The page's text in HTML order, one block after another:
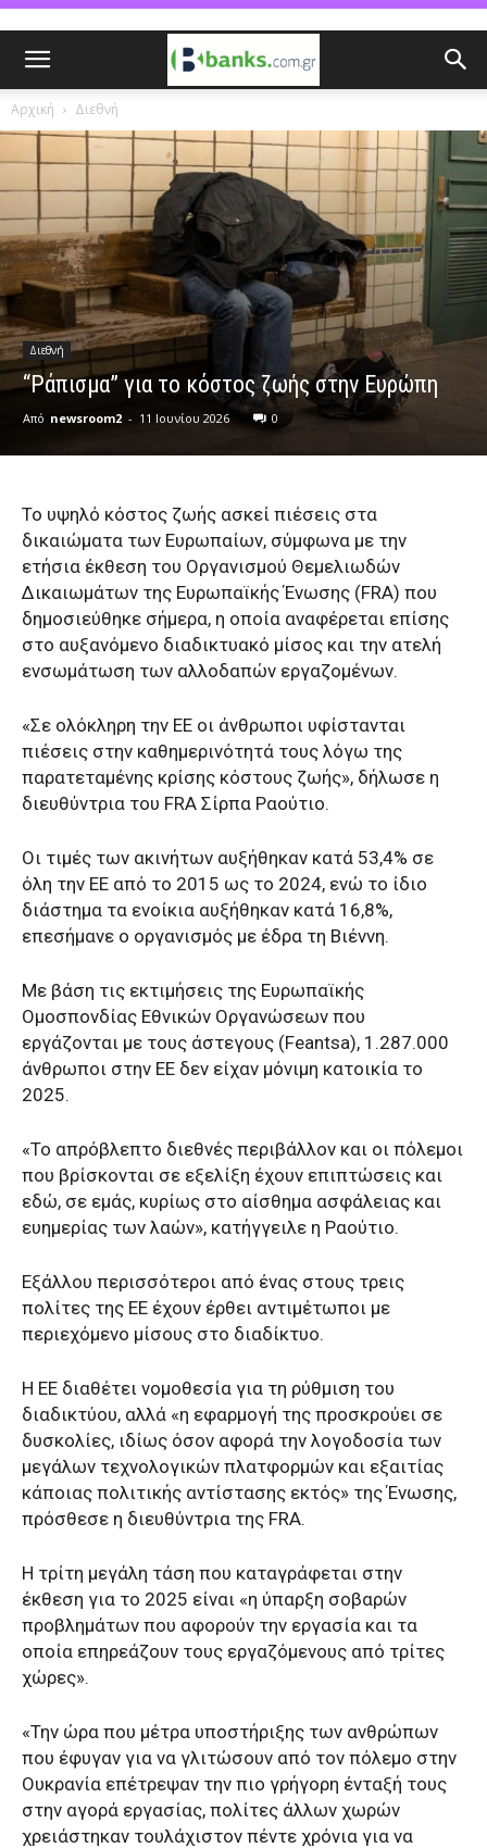
Αρχική Διεθνή
Διεθνή
“Ράπισμα” για το κόστος ζωής στην Ευρώπη
Από newsroom2 - 11 Ιουνίου 2026 0
Το υψηλό κόστος ζωής ασκεί πιέσεις στα
δικαιώματα των Ευρωπαίων, σύμφωνα με την
ετήσια έκθεση του Οργανισμού Θεμελιωδών
Δικαιωμάτων της Ευρωπαϊκής Ένωσης (FRA) που
δημοσιεύθηκε σήμερα, η οποία αναφέρεται επίσης
στο αυξανόμενο διαδικτυακό μίσος και την ατελή
ενσωμάτωση των αλλοδαπών εργαζομένων.
«Σε ολόκληρη την ΕΕ οι άνθρωποι υφίστανται
πιέσεις στην καθημερινότητά τους λόγω της
παρατεταμένης κρίσης κόστους ζωής», δήλωσε η
διευθύντρια του FRA Σίρπα Ραούτιο.
Οι τιμές των ακινήτων αυξήθηκαν κατά 53,4% σε
όλη την ΕΕ από το 2015 ως το 2024, ενώ το ίδιο
διάστημα τα ενοίκια αυξήθηκαν κατά 16,8%,
επεσήμανε ο οργανισμός με έδρα τη Βιέννη.
Με βάση τις εκτιμήσεις της Ευρωπαϊκής
Ομοσπονδίας Εθνικών Οργανώσεων που
εργάζονται με τους άστεγους (Feantsa), 1.287.000
άνθρωποι στην ΕΕ δεν είχαν μόνιμη κατοικία το
2025.
«Το απρόβλεπτο διεθνές περιβάλλον και οι πόλεμοι
που βρίσκονται σε εξελίξη έχουν επιπτώσεις και
εδώ, σε εμάς, κυρίως στο αίσθημα ασφάλειας και
ευημερίας των λαών», κατήγγειλε η Ραούτιο.
Εξάλλου περισσότεροι από ένας στους τρεις
πολίτες της ΕΕ έχουν έρθει αντιμέτωποι με
περιεχόμενο μίσους στο διαδίκτυο.
Η ΕΕ διαθέτει νομοθεσία για τη ρύθμιση του
διαδικτύου, αλλά «η εφαρμογή της προσκρούει σε
δυσκολίες, ιδίως όσον αφορά την λογοδοσία των
μεγάλων τεχνολογικών πλατφορμών και εξαιτίας
κάποιας πολιτικής αντίστασης εκτός» της Ένωσης,
πρόσθεσε η διευθύντρια της FRA.
Η τρίτη μεγάλη τάση που καταγράφεται στην
έκθεση για το 2025 είναι «η ύπαρξη σοβαρών
προβλημάτων που αφορούν την εργασία και τα
οποία επηρεάζουν τους εργαζόμενους από τρίτες
χώρες».
«Την ώρα που μέτρα υποστήριξης των ανθρώπων
που έφυγαν για να γλιτώσουν από τον πόλεμο στην
Ουκρανία επέτρεψαν την πιο γρήγορη ένταξή τους
στην αγορά εργασίας, πολίτες άλλων χωρών
χρειάστηκαν τουλάχιστον πέντε χρόνια για να